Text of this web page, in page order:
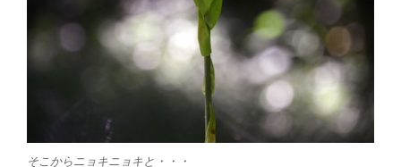
そこからニョキニョキと・・・